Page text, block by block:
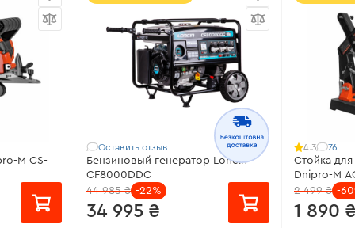
M CS-
Оставить отзыв
Бензиновый генератор Loncin
CF8000DDC
44 985 ₴ -22%
34 995 ₴
4.3 76
Стойка
Dnipro-M
2 499 ₴ -
1 890 ₴